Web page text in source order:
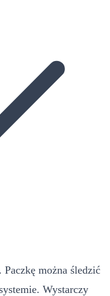
można śledzić
Wystarczy